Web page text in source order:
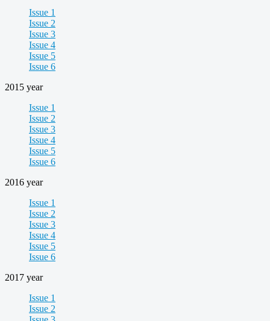
Issue 1
Issue 2
Issue 3
Issue 4
Issue 5
Issue 6
2015 year
Issue 1
Issue 2
Issue 3
Issue 4
Issue 5
Issue 6
2016 year
Issue 1
Issue 2
Issue 3
Issue 4
Issue 5
Issue 6
2017 year
Issue 1
Issue 2